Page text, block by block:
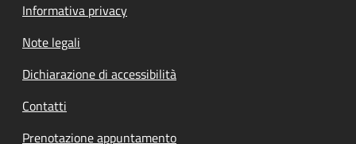
Informativa privacy
Note legali
Dichiarazione di accessibilità
Contatti
Prenotazione appuntamento